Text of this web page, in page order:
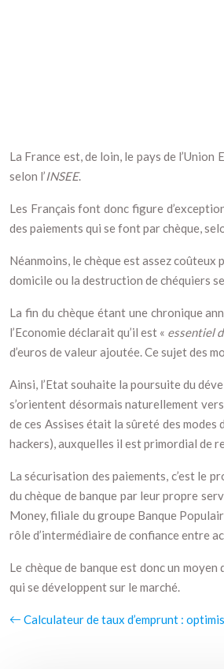
La France est, de loin, le pays de
selon l’INSEE.
Les Français font donc figure
des paiements qui se font par chèque,
Néanmoins, le chèque est assez
domicile ou la destruction de chéquiers
La fin du chèque étant une chronique
l’Economie déclarait qu’il est « essentiel
d’euros de valeur ajoutée. Ce sujet des
Ainsi, l’Etat souhaite la poursuite du
s’orientent désormais naturellement
de ces Assises était la sûreté des modes
hackers), auxquelles il est primordial de
La sécurisation des paiements, c’est le
du chèque de banque par leur propre
Money, filiale du groupe Banque
rôle d’intermédiaire de confiance entre
Le chèque de banque est donc un
qui se développent sur le marché.
Calculateur de taux d’emprunt :